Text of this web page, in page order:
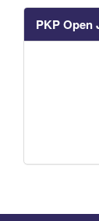
PKP Open